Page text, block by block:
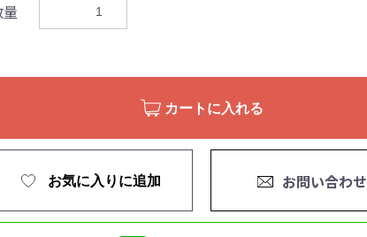
カートに入れる
お気に入りに追加 お問い合わせ